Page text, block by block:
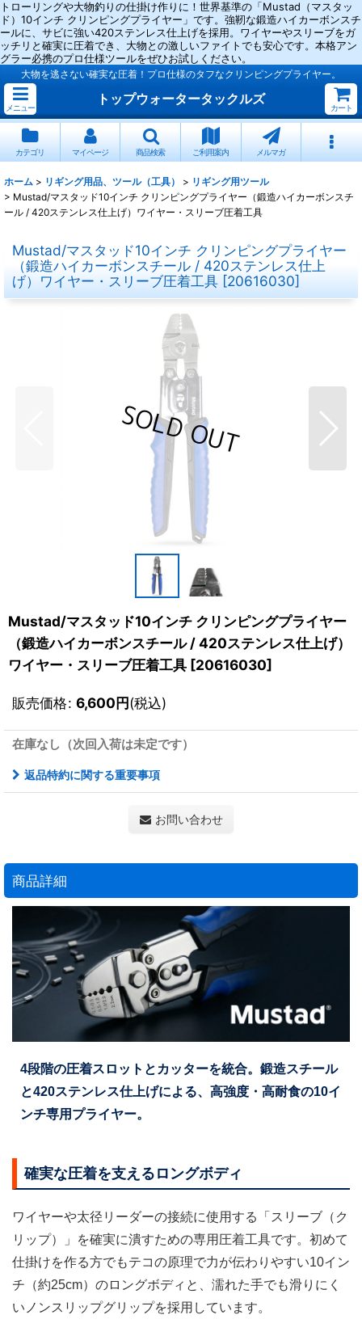
トローリングや大物釣りの仕掛け作りに！世界基準の「Mustad（マスタッ
ド）10インチ クリンピングプライヤー」です。強靭な鍛造ハイカーボンスチ
ールに、サビに強い420ステンレス仕上げを採用。ワイヤーやスリーブをガ
ッチリと確実に圧着でき、大物との激しいファイトでも安心です。本格アン
グラー必携のプロ仕様ツールをぜひお試しください。
大物を逃さない確実な圧着！プロ仕様のタフなクリンピングプライヤー。
メニュー
トップウォータータックルズ
カート
カテゴリ マイページ 商品検索 ご利用案内 メルマガ
ホーム > リギング用品、ツール（工具） > リギング用ツール
> Mustad/マスタッド10インチ クリンピングプライヤー（鍛造ハイカーボンスチ
ール / 420ステンレス仕上げ）ワイヤー・スリーブ圧着工具
Mustad/マスタッド10インチ クリンピングプライヤー
（鍛造ハイカーボンスチール / 420ステンレス仕上
げ）ワイヤー・スリーブ圧着工具 [20616030]
Mustad/マスタッド10インチ クリンピングプライヤー
（鍛造ハイカーボンスチール / 420ステンレス仕上げ）
ワイヤー・スリーブ圧着工具 [20616030]
販売価格: 6,600円(税込)
在庫なし（次回入荷は未定です）
返品特約に関する重要事項
お問い合わせ
商品詳細
4段階の圧着スロットとカッターを統合。鍛造スチール
と420ステンレス仕上げによる、高強度・高耐食の10イ
ンチ専用プライヤー。
確実な圧着を支えるロングボディ
ワイヤーや太径リーダーの接続に使用する「スリーブ（ク
リップ）」を確実に潰すための専用圧着工具です。初めて
仕掛けを作る方でもテコの原理で力が伝わりやすい10イン
チ（約25cm）のロングボディと、濡れた手でも滑りにく
いノンスリップグリップを採用しています。